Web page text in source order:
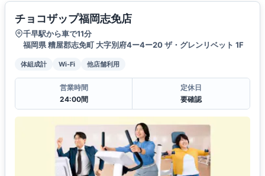
チョコザップ福岡志免店
千早駅から車で11分
福岡県 糟屋郡志免町 大字別府4ー4ー20 ザ・グレンリベット 1F
体組成計 Wi-Fi 他店舗利用
営業時間
24:00間
定休日
要確認